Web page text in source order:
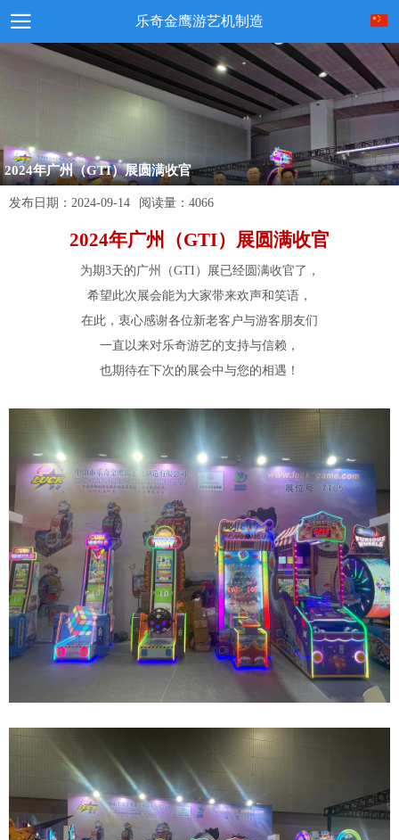
乐奇金鹰游艺机制造
2024年广州（GTI）展圆满收官
发布日期： 2024-09-14 阅读量： 4066
2024年广州（GTI）展圆满收官
为期3天的广州（GTI ）展已经圆满收官了，
希望此次展会能为大家带来欢声和笑语，
在此，衷心感谢各位新老客户与游客朋友们
一直以来对乐奇游艺的支持与信赖，
也期待在下次的展会中与您的相遇！